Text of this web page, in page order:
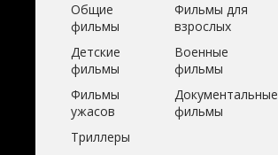
Общие
фильмы
Фильмы для
взрослых
Детские
фильмы
Военные
фильмы
Фильмы
ужасов
Документальные
фильмы
Триллеры